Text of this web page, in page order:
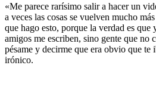
«Me parece rarísimo salir a hacer un
a veces las cosas se vuelven mucho
que hago esto, porque la verdad es
amigos me escriben, sino gente que no
pésame y decirme que era obvio que te
irónico.